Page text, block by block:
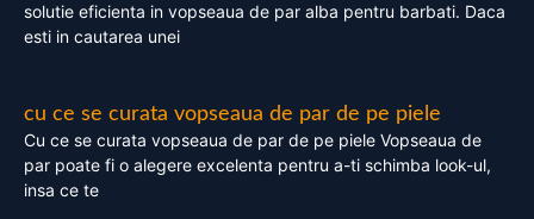
solutie eficienta in vopseaua de par alba pentru barbati. Daca
esti in cautarea unei
cu ce se curata vopseaua de par de pe piele
Cu ce se curata vopseaua de par de pe piele Vopseaua de
par poate fi o alegere excelenta pentru a-ti schimba look-ul,
insa ce te